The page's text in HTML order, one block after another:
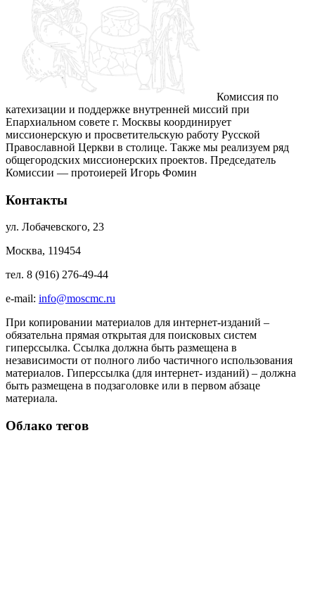
Комиссия по
катехизации и поддержке внутренней миссий при
Епархиальном совете г. Москвы координирует
миссионерскую и просветительскую работу Русской
Православной Церкви в столице. Также мы реализуем ряд
общегородских миссионерских проектов. Председатель
Комиссии — протоиерей Игорь Фомин
Контакты
ул. Лобачевского, 23
Москва, 119454
тел. 8 (916) 276-49-44
e-mail: info@moscmc.ru
При копировании материалов для интернет-изданий –
обязательна прямая открытая для поисковых систем
гиперссылка. Ссылка должна быть размещена в
независимости от полного либо частичного использования
материалов. Гиперссылка (для интернет- изданий) – должна
быть размещена в подзаголовке или в первом абзаце
материала.
Облако тегов